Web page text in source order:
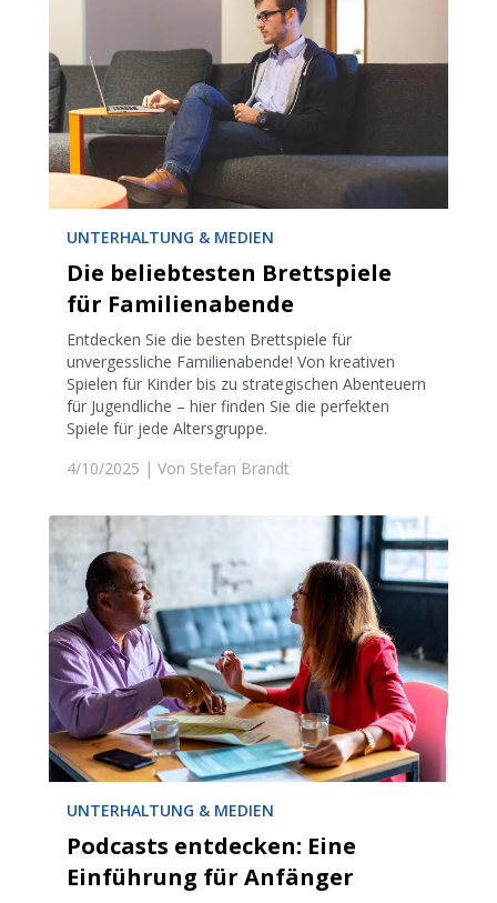
UNTERHALTUNG & MEDIEN
Die beliebtesten Brettspiele
für Familienabende
Entdecken Sie die besten Brettspiele für
unvergessliche Familienabende! Von kreativen
Spielen für Kinder bis zu strategischen Abenteuern
für Jugendliche – hier finden Sie die perfekten
Spiele für jede Altersgruppe.
4/10/2025 | Von Stefan Brandt
UNTERHALTUNG & MEDIEN
Podcasts entdecken: Eine
Einführung für Anfänger